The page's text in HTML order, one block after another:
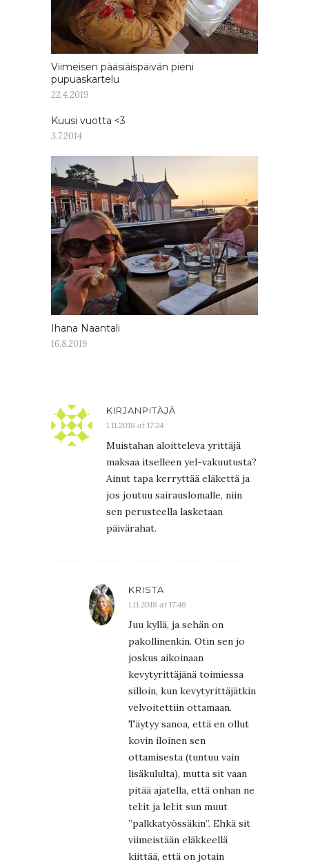
Viimeisen pääsiäispäivän pieni
pupuaskartelu
22.4.2019
Kuusi vuotta <3
3.7.2014
Ihana Naantali
16.8.2019
KIRJANPITÄJÄ
1.11.2018 at 17:24
Muistahan aloitteleva yrittäjä
maksaa itselleen yel-vakuutusta?
Ainut tapa kerryttää eläkettä ja
jos joutuu sairauslomalle, niin
sen perusteella lasketaan
päivärahat.
KRISTA
1.11.2018 at 17:46
Juu kyllä, ja sehän on
pakollinenkin. Otin sen jo
joskus aikoinaan
kevytyrittäjänä toimiessa
silloin, kun kevytyrittäjätkin
velvoitettiin ottamaan.
Täytyy sanoa, että en ollut
kovin iloinen sen
ottamisesta (tuntuu vain
lisäkululta), mutta sit vaan
pitää ajatella, että onhan ne
tel:it ja lel:it sun muut
”palkkatyössäkin”. Ehkä sit
viimeistään eläkkeellä
kiittää, että on jotain